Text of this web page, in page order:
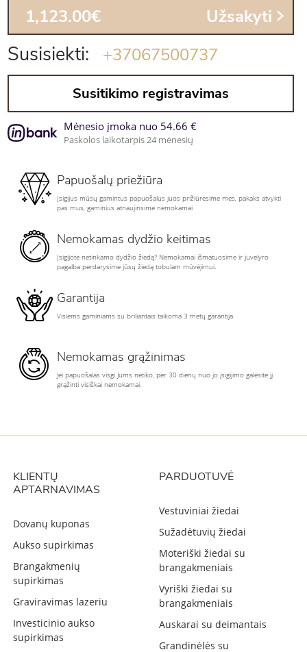
1,123.00€ Užsakyti
Susisiekti: +37067500737
Susitikimo registravimas
Mėnesio įmoka nuo 54.66 €
Paskolos laikotarpis 24 mėnesių
Papuošalų priežiūra
Įsigijus mūsų gamintus papuošalus juos prižiūrėsime mes, pakaks atvykti
pas mus, gaminius atnaujinsime nemokamai
Nemokamas dydžio keitimas
Įsigijote netinkamo dydžio žiedą? Nemokamai išmatuosime ir juvelyro
pagalba perdarysime jūsų žiedą tobulam mūvėjimui.
Garantija
Visiems gaminiams su briliantais taikoma 3 metų garantija
Nemokamas grąžinimas
Jei papuošalas visgi Jums netiko, per 30 dienų nuo jo įsigijimo galėsite jį
grąžinti visiškai nemokamai.
KLIENTŲ
APTARNAVIMAS
Dovanų kuponas
Aukso supirkimas
Brangakmenių
supirkimas
Graviravimas lazeriu
Investicinio aukso
supirkimas
PARDUOTUVĖ
Vestuviniai žiedai
Sužadėtuvių žiedai
Moteriški žiedai su
brangakmeniais
Vyriški žiedai su
brangakmeniais
Auskarai su deimantais
Grandinėlės su